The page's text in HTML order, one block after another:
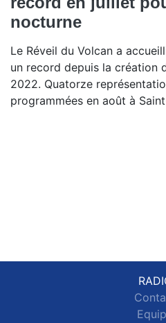
nocturne
Le Réveil du Volcan a
un record depuis la création
2022. Quatorze
programmées en août à